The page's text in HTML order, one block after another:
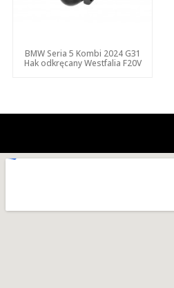
BMW Seria 5 Kombi 2024 G31
Hak odkręcany Westfalia F20V